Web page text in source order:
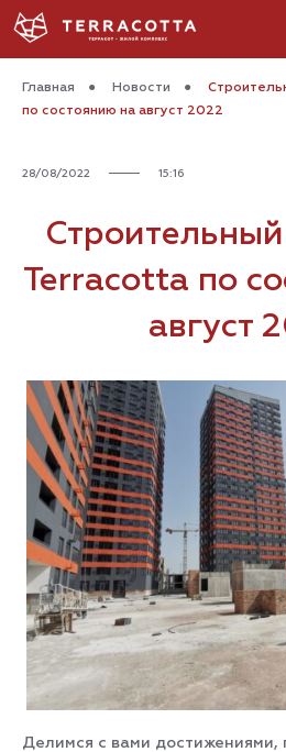
Главная ● Новости ●
по состоянию на август 2022
28/08/2022 15:16
Terracotta по
август
Делимся с вами достижениями,